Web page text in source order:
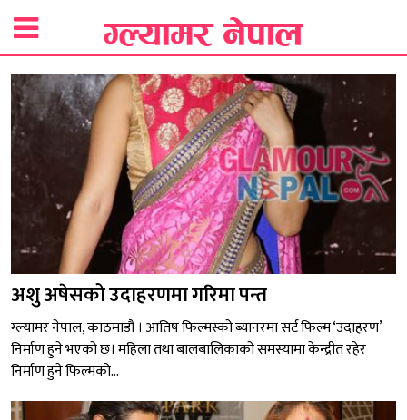
अशु अषेसको उदाहरणमा गरिमा पन्त
ग्ल्यामर नेपाल, काठमाडौं । आतिष फिल्मस्को ब्यानरमा सर्ट फिल्म ‘उदाहरण’
निर्माण हुने भएको छ। महिला तथा बालबालिकाको समस्यामा केन्द्रीत रहेर
निर्माण हुने फिल्मको...